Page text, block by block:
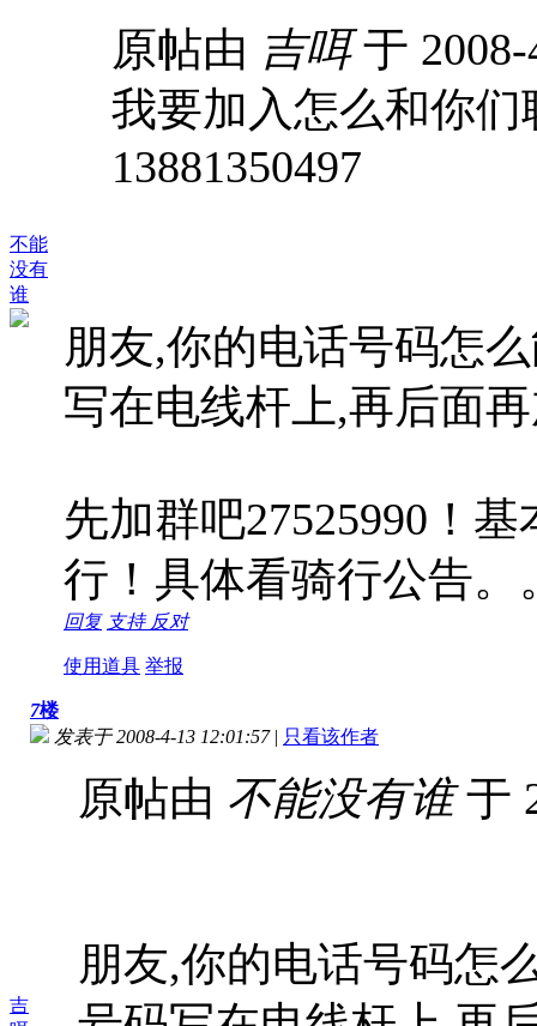
不能
没有
谁
原帖由 吉咡于
我要加入怎么和你
13881350497
朋友,你的电话号码怎
写在电线杆上,再后面
先加群吧27525990！
行！具体看骑行公告。
回复 支持 反对
使用道具 举报
吉
7楼
发表于 2008-4-13 12:01:57 | 只看该作者
原帖由 不能没有谁于
朋友,你的电话号码怎